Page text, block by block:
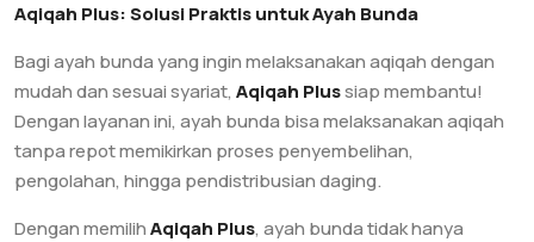
Aqiqah Plus: Solusi Praktis untuk Ayah Bunda
Bagi ayah bunda yang ingin melaksanakan aqiqah dengan
mudah dan sesuai syariat, Aqiqah Plussiap membantu!
Dengan layanan ini, ayah bunda bisa melaksanakan aqiqah
tanpa repot memikirkan proses penyembelihan,
pengolahan, hingga pendistribusian daging.
Dengan memilihAqiqah Plus, ayah bunda tidak hanya